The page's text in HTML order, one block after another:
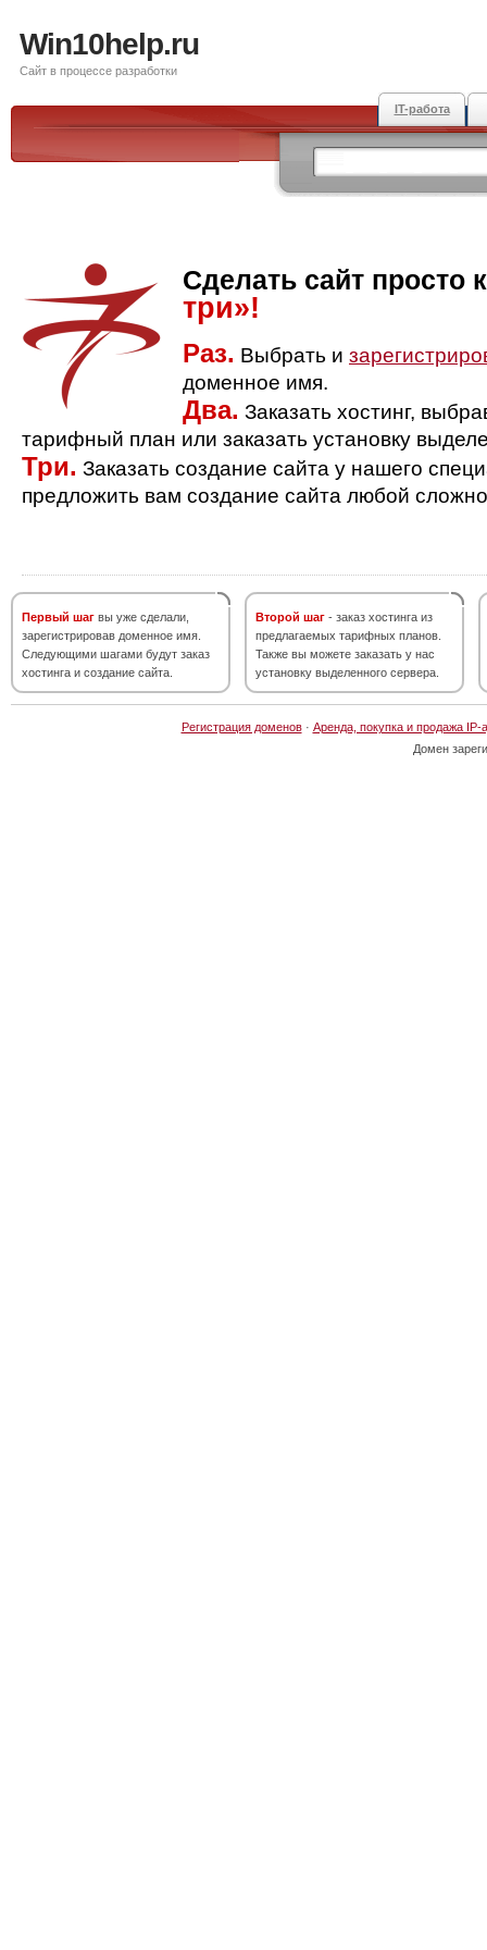
Win10help.ru
Сайт в процессе разработки
IT-работа
Сделать сайт просто
три»!
Раз. Выбрать и
доменное имя.
Два. Заказать хостинг,
тарифный план или заказать установку
Три. Заказать создание сайта у нашего
предложить вам создание сайта любой
Первый шаг вы уже сделали,
зарегистрировав доменное имя.
Следующими шагами будут заказ
хостинга и создание сайта.
Второй шаг - заказ хостинга из
предлагаемых тарифных планов.
Также вы можете заказать у нас
установку выделенного сервера.
Регистрация доменов· Аренда, покупка и продажа IP-
Домен